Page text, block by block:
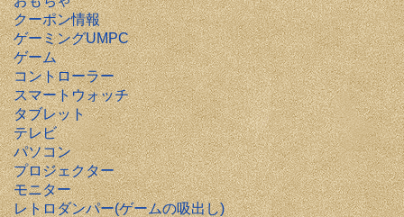
クーポン情報
ゲーミングUMPC
ゲーム
コントローラー
スマートウォッチ
タブレット
テレビ
パソコン
プロジェクター
モニター
レトロダンパー(ゲームの吸出し)